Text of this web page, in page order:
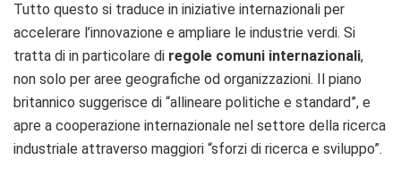
Tutto questo si traduce in iniziative internazionali per
accelerare l’innovazione e ampliare le industrie verdi. Si
tratta di in particolare di regole comuni internazionali,
non solo per aree geografiche od organizzazioni. Il piano
britannico suggerisce di “allineare politiche e standard”, e
apre a cooperazione internazionale nel settore della ricerca
industriale attraverso maggiori “sforzi di ricerca e sviluppo”.